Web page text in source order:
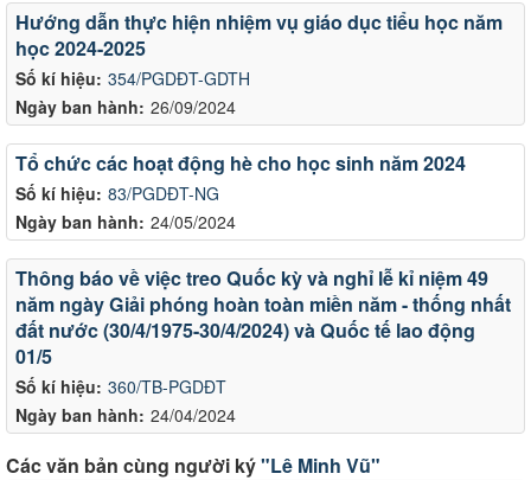
Số kí hiệu: 354/PGDĐT-GDTH
Ngày ban hành: 26/09/2024
Hướng dẫn thực hiện nhiệm vụ giáo dục tiểu học năm
học 2024-2025
Số kí hiệu: 83/PGDĐT-NG
Ngày ban hành: 24/05/2024
Tổ chức các hoạt động hè cho học sinh năm 2024
Số kí hiệu: 360/TB-PGDĐT
Ngày ban hành: 24/04/2024
Thông báo về việc treo Quốc kỳ và nghỉ lễ kỉ niệm 49
năm ngày Giải phóng hoàn toàn miền năm - thống nhất
đất nước (30/4/1975-30/4/2024) và Quốc tế lao động
01/5
Các văn bản cùng người ký"Lê Minh Vũ"